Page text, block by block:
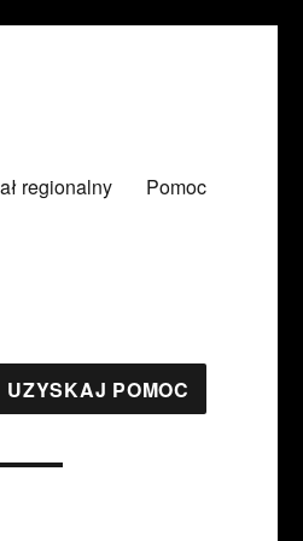
regionalny Pomoc
UZYSKAJ POMOC